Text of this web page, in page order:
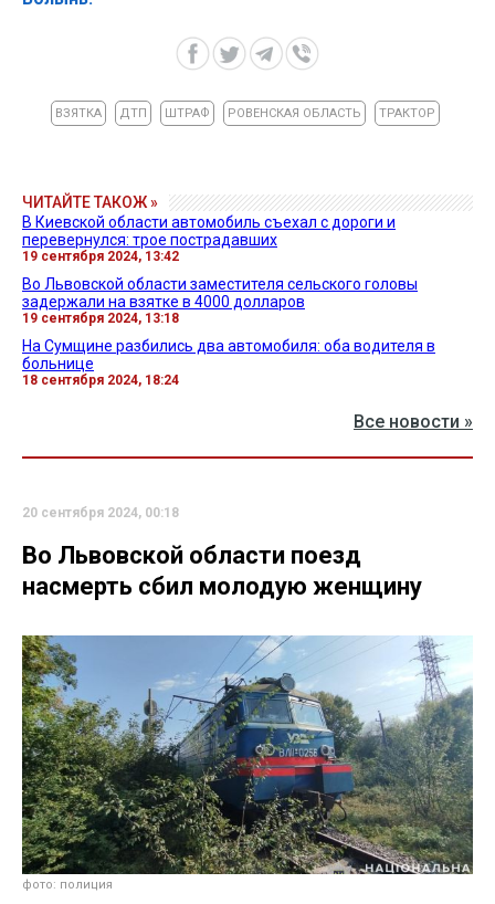
ВЗЯТКА ДТП ШТРАФ РОВЕНСКАЯ ОБЛАСТЬ ТРАКТОР
ЧИТАЙТЕ ТАКОЖ »
В Киевской области автомобиль съехал с дороги и
перевернулся: трое пострадавших
19 сентября 2024, 13:42
Во Львовской области заместителя сельского головы
задержали на взятке в 4000 долларов
19 сентября 2024, 13:18
На Сумщине разбились два автомобиля: оба водителя в
больнице
18 сентября 2024, 18:24
Все новости »
20 сентября 2024, 00:18
Во Львовской области поезд
насмерть сбил молодую женщину
фото: полиция